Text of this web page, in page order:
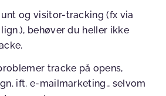
og visitor-tracking (fx via
behøver du heller ikke
tracke på opens,
ift. e-mailmarketing., selvom